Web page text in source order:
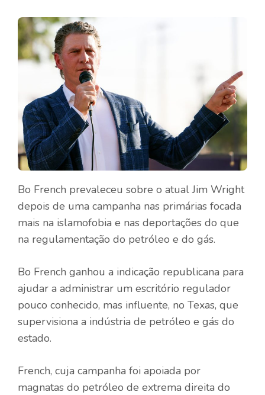
Bo French prevaleceu sobre o atual Jim Wright
depois de uma campanha nas primárias focada
mais na islamofobia e nas deportações do que
na regulamentação do petróleo e do gás.
Bo French ganhou a indicação republicana para
ajudar a administrar um escritório regulador
pouco conhecido, mas influente, no Texas, que
supervisiona a indústria de petróleo e gás do
estado.
French, cuja campanha foi apoiada por
magnatas do petróleo de extrema direita do